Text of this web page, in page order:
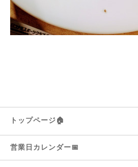
トップページ🏠
営業日カレンダー📅